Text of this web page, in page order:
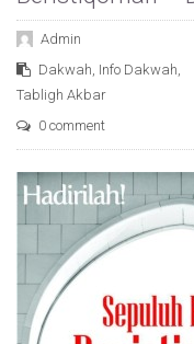
Admin
Dakwah, Info Dakwah,
Tabligh Akbar
0 comment